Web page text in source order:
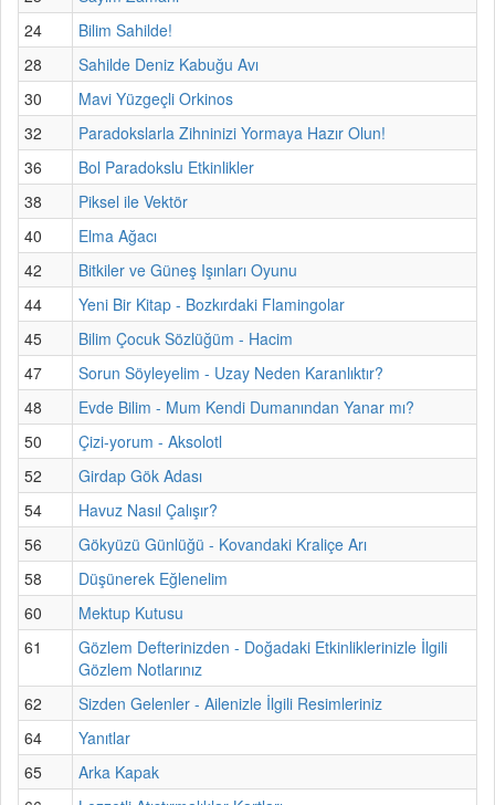
24
Bilim Sahilde!
28
Sahilde Deniz Kabuğu Avı
30
Mavi Yüzgeçli Orkinos
32
Paradokslarla Zihninizi Yormaya Hazır Olun!
36
Bol Paradokslu Etkinlikler
38
Piksel ile Vektör
40
Elma Ağacı
42
Bitkiler ve Güneş Işınları Oyunu
44
Yeni Bir Kitap - Bozkırdaki Flamingolar
45
Bilim Çocuk Sözlüğüm - Hacim
47
Sorun Söyleyelim - Uzay Neden Karanlıktır?
48
Evde Bilim - Mum Kendi Dumanından Yanar mı?
50
Çizi-yorum - Aksolotl
52
Girdap Gök Adası
54
Havuz Nasıl Çalışır?
56
Gökyüzü Günlüğü - Kovandaki Kraliçe Arı
58
Düşünerek Eğlenelim
60
Mektup Kutusu
61
Gözlem Defterinizden - Doğadaki Etkinliklerinizle İlgili
Gözlem Notlarınız
62
Sizden Gelenler - Ailenizle İlgili Resimleriniz
64
Yanıtlar
65
Arka Kapak